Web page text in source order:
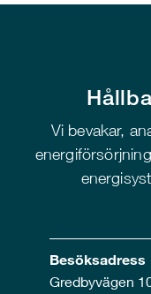
Vi bevakar,
Besöksadress
Gredbyvägen